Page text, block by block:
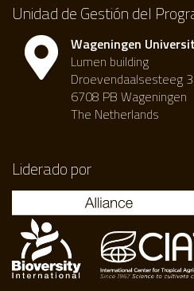
Unidad de Gestión del
Wageningen
Lumen building
Droevendaalsesteeg
6708 PB Wageningen
The Netherlands
Liderado por